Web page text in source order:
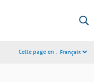
Cette page en : Français